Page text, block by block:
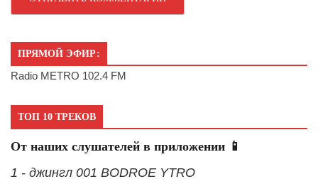
ПРЯМОЙ ЭФИР:
Radio METRO 102.4 FM
ТОП 10 ТРЕКОВ
От наших слушателей в приложении 📱
1 - джингл 001 BODROE YTRO